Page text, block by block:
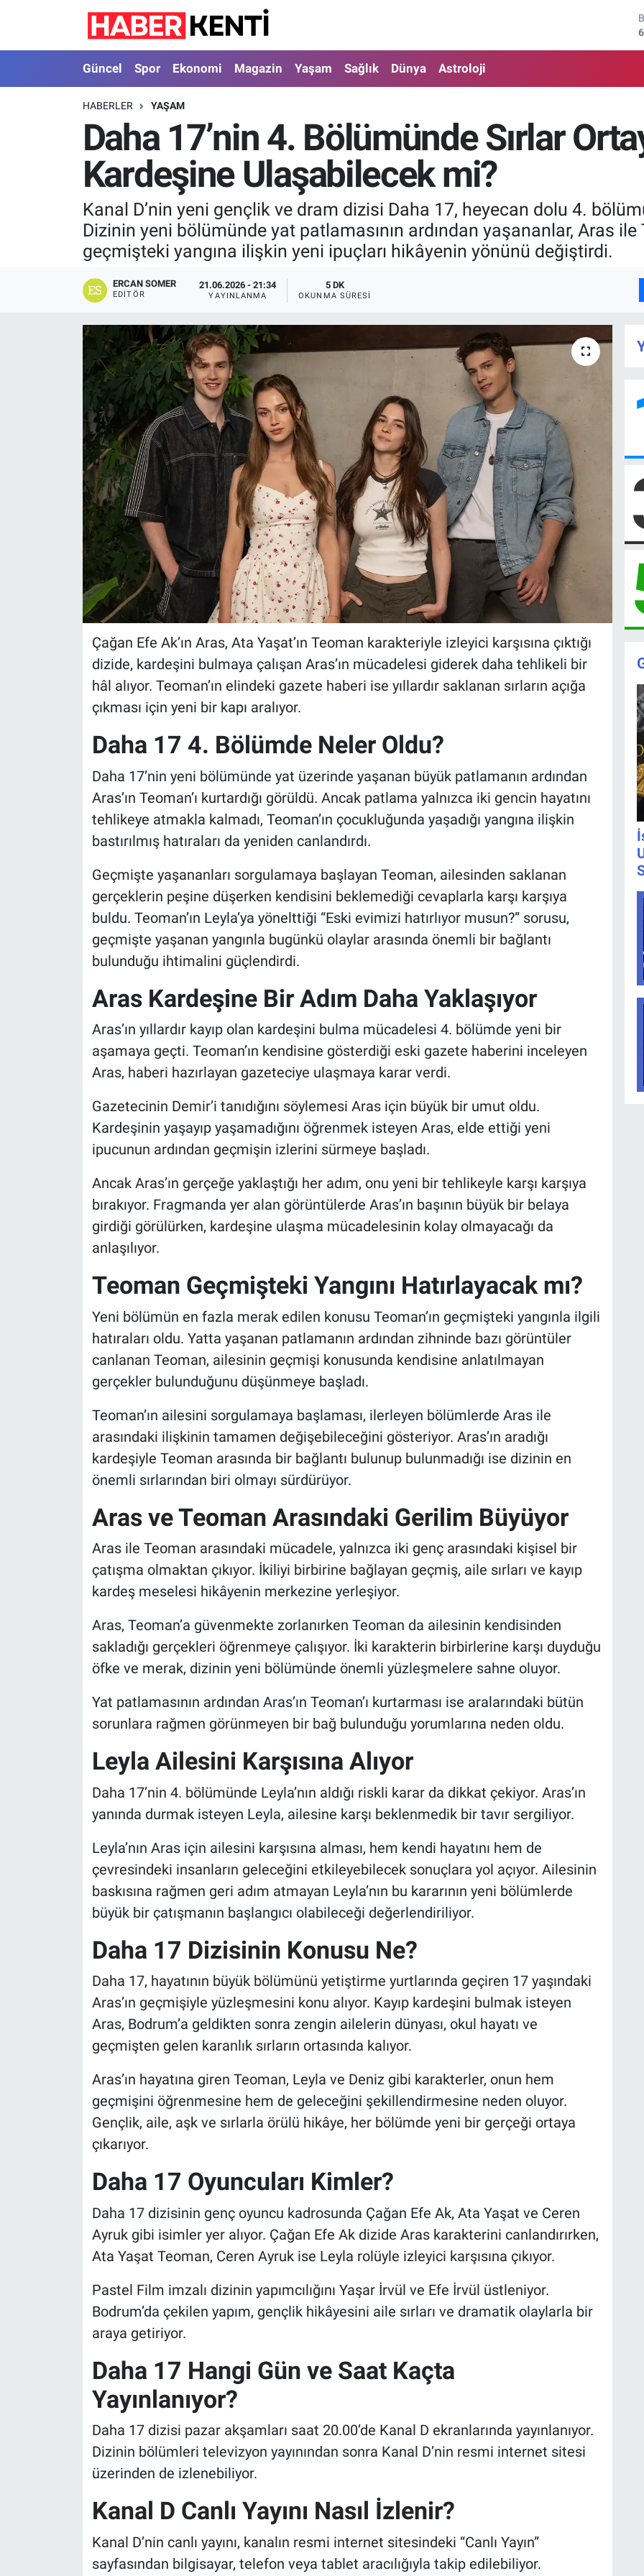
Güncel Spor Ekonomi Magazin Yaşam Sağlık Dünya Astroloji
HABERLER YAŞAM
Daha 17’nin 4. Bölümünde Sırlar
Kardeşine Ulaşabilecek mi?
Kanal D’nin yeni gençlik ve dram dizisi Daha 17, heyecan dolu 4.
Dizinin yeni bölümünde yat patlamasının ardından yaşananlar, Aras
geçmişteki yangına ilişkin yeni ipuçları hikâyenin yönünü değiştirdi.
ERCAN SOMER
EDITÖR
21.06.2026 - 21:34
YAYINLANMA
5 DK
OKUNMA SÜRESI
Çağan Efe Ak’ın Aras, Ata Yaşat’ın Teoman karakteriyle izleyici karşısına çıktığı
dizide, kardeşini bulmaya çalışan Aras’ın mücadelesi giderek daha tehlikeli bir
hâl alıyor. Teoman’ın elindeki gazete haberi ise yıllardır saklanan sırların açığa
çıkması için yeni bir kapı aralıyor.
Daha 17 4. Bölümde Neler Oldu?
Daha 17’nin yeni bölümünde yat üzerinde yaşanan büyük patlamanın ardından
Aras’ın Teoman’ı kurtardığı görüldü. Ancak patlama yalnızca iki gencin hayatını
tehlikeye atmakla kalmadı, Teoman’ın çocukluğunda yaşadığı yangına ilişkin
bastırılmış hatıraları da yeniden canlandırdı.
Geçmişte yaşananları sorgulamaya başlayan Teoman, ailesinden saklanan
gerçeklerin peşine düşerken kendisini beklemediği cevaplarla karşı karşıya
buldu. Teoman’ın Leyla’ya yönelttiği “Eski evimizi hatırlıyor musun?” sorusu,
geçmişte yaşanan yangınla bugünkü olaylar arasında önemli bir bağlantı
bulunduğu ihtimalini güçlendirdi.
Aras Kardeşine Bir Adım Daha Yaklaşıyor
Aras’ın yıllardır kayıp olan kardeşini bulma mücadelesi 4. bölümde yeni bir
aşamaya geçti. Teoman’ın kendisine gösterdiği eski gazete haberini inceleyen
Aras, haberi hazırlayan gazeteciye ulaşmaya karar verdi.
Gazetecinin Demir’i tanıdığını söylemesi Aras için büyük bir umut oldu.
Kardeşinin yaşayıp yaşamadığını öğrenmek isteyen Aras, elde ettiği yeni
ipucunun ardından geçmişin izlerini sürmeye başladı.
Ancak Aras’ın gerçeğe yaklaştığı her adım, onu yeni bir tehlikeyle karşı karşıya
bırakıyor. Fragmanda yer alan görüntülerde Aras’ın başının büyük bir belaya
girdiği görülürken, kardeşine ulaşma mücadelesinin kolay olmayacağı da
anlaşılıyor.
Teoman Geçmişteki Yangını Hatırlayacak mı?
Yeni bölümün en fazla merak edilen konusu Teoman’ın geçmişteki yangınla ilgili
hatıraları oldu. Yatta yaşanan patlamanın ardından zihninde bazı görüntüler
canlanan Teoman, ailesinin geçmişi konusunda kendisine anlatılmayan
gerçekler bulunduğunu düşünmeye başladı.
Teoman’ın ailesini sorgulamaya başlaması, ilerleyen bölümlerde Aras ile
arasındaki ilişkinin tamamen değişebileceğini gösteriyor. Aras’ın aradığı
kardeşiyle Teoman arasında bir bağlantı bulunup bulunmadığı ise dizinin en
önemli sırlarından biri olmayı sürdürüyor.
Aras ve Teoman Arasındaki Gerilim Büyüyor
Aras ile Teoman arasındaki mücadele, yalnızca iki genç arasındaki kişisel bir
çatışma olmaktan çıkıyor. İkiliyi birbirine bağlayan geçmiş, aile sırları ve kayıp
kardeş meselesi hikâyenin merkezine yerleşiyor.
Aras, Teoman’a güvenmekte zorlanırken Teoman da ailesinin kendisinden
sakladığı gerçekleri öğrenmeye çalışıyor. İki karakterin birbirlerine karşı duyduğu
öfke ve merak, dizinin yeni bölümünde önemli yüzleşmelere sahne oluyor.
Yat patlamasının ardından Aras’ın Teoman’ı kurtarması ise aralarındaki bütün
sorunlara rağmen görünmeyen bir bağ bulunduğu yorumlarına neden oldu.
Leyla Ailesini Karşısına Alıyor
Daha 17’nin 4. bölümünde Leyla’nın aldığı riskli karar da dikkat çekiyor. Aras’ın
yanında durmak isteyen Leyla, ailesine karşı beklenmedik bir tavır sergiliyor.
Leyla’nın Aras için ailesini karşısına alması, hem kendi hayatını hem de
çevresindeki insanların geleceğini etkileyebilecek sonuçlara yol açıyor. Ailesinin
baskısına rağmen geri adım atmayan Leyla’nın bu kararının yeni bölümlerde
büyük bir çatışmanın başlangıcı olabileceği değerlendiriliyor.
Daha 17 Dizisinin Konusu Ne?
Daha 17, hayatının büyük bölümünü yetiştirme yurtlarında geçiren 17 yaşındaki
Aras’ın geçmişiyle yüzleşmesini konu alıyor. Kayıp kardeşini bulmak isteyen
Aras, Bodrum’a geldikten sonra zengin ailelerin dünyası, okul hayatı ve
geçmişten gelen karanlık sırların ortasında kalıyor.
Aras’ın hayatına giren Teoman, Leyla ve Deniz gibi karakterler, onun hem
geçmişini öğrenmesine hem de geleceğini şekillendirmesine neden oluyor.
Gençlik, aile, aşk ve sırlarla örülü hikâye, her bölümde yeni bir gerçeği ortaya
çıkarıyor.
Daha 17 Oyuncuları Kimler?
Daha 17 dizisinin genç oyuncu kadrosunda Çağan Efe Ak, Ata Yaşat ve Ceren
Ayruk gibi isimler yer alıyor. Çağan Efe Ak dizide Aras karakterini canlandırırken,
Ata Yaşat Teoman, Ceren Ayruk ise Leyla rolüyle izleyici karşısına çıkıyor.
Pastel Film imzalı dizinin yapımcılığını Yaşar İrvül ve Efe İrvül üstleniyor.
Bodrum’da çekilen yapım, gençlik hikâyesini aile sırları ve dramatik olaylarla bir
araya getiriyor.
Daha 17 Hangi Gün ve Saat Kaçta
Yayınlanıyor?
Daha 17 dizisi pazar akşamları saat 20.00’de Kanal D ekranlarında yayınlanıyor.
Dizinin bölümleri televizyon yayınından sonra Kanal D’nin resmi internet sitesi
üzerinden de izlenebiliyor.
Kanal D Canlı Yayını Nasıl İzlenir?
Kanal D’nin canlı yayını, kanalın resmi internet sitesindeki “Canlı Yayın”
sayfasından bilgisayar, telefon veya tablet aracılığıyla takip edilebiliyor.
Güncel
Spor
Ekonomi
Magazin
Nöbetçi Eczaneler
Hava Durumu
İstanbul Namaz Vakitleri
Trafik Durumu
Süper Lig Puan Durumu ve Fikstür
Tüm Manşetler
Son Dakika Haberleri